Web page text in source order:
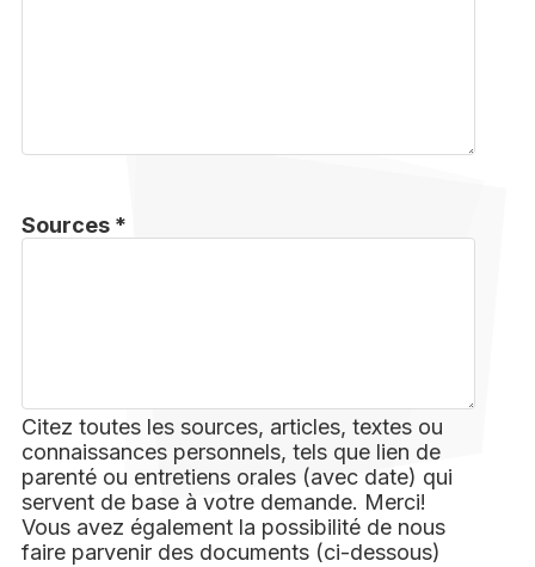
Sources *
Citez toutes les sources, articles, textes ou
connaissances personnels, tels que lien de
parenté ou entretiens orales (avec date) qui
servent de base à votre demande. Merci!
Vous avez également la possibilité de nous
faire parvenir des documents (ci-dessous)